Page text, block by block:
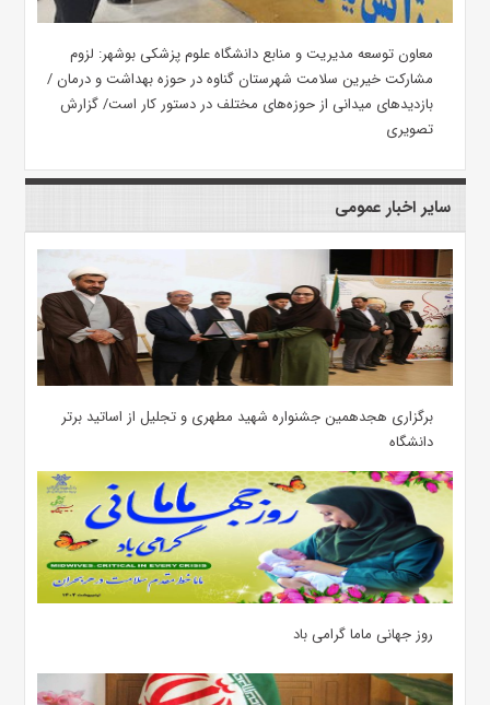
معاون توسعه مدیریت و منابع دانشگاه علوم پزشکی بوشهر: لزوم
مشارکت خیرین سلامت شهرستان گناوه در حوزه بهداشت و درمان /
بازدیدهای میدانی از حوزه‌های مختلف در دستور کار است/ گزارش
تصویری
سایر اخبار عمومی
برگزاری هجدهمین جشنواره شهید مطهری و تجلیل از اساتید برتر
دانشگاه
روز جهانی ماما گرامی باد